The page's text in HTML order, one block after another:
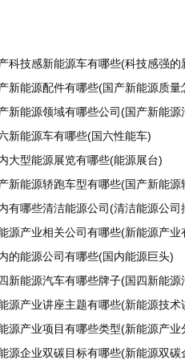
科技感新能源车有哪些(科技感强的
新能源配件有哪些(国产新能源质量
新能源领域有哪些公司(国产新能
新能源车有哪些(国六性能车)
大型能源展览有哪些(能源展台)
新能源轿跑车型有哪些(国产新能
有哪些清洁能源公司(清洁能源公司
源产业相关公司有哪些(新能源产业
的能源公司有哪些(国内能源巨头)
新能源汽车有哪些牌子(国四新能源
源产业讲座主题有哪些(新能源技术
源产业项目有哪些类型(新能源产业
源企业双碳目标有哪些(新能源双碳